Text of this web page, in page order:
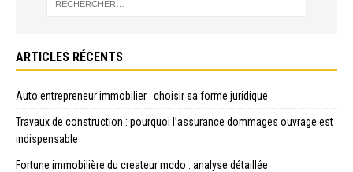
ARTICLES RÉCENTS
Auto entrepreneur immobilier : choisir sa forme juridique
Travaux de construction : pourquoi l’assurance dommages ouvrage est
indispensable
Fortune immobilière du createur mcdo : analyse détaillée